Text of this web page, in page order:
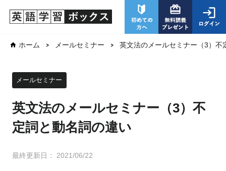
ホーム メールセミナー 英文法のメールセミナー（3）不
英文法のメールセミナー（3）不
定詞と動名詞の違い
メールセミナー
最終更新日： 2021/06/22